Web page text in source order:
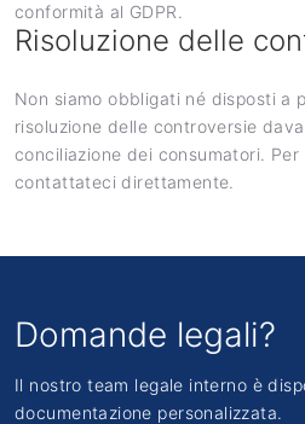
conformità al GDPR.
Risoluzione delle
Non siamo obbligati né disposti a
risoluzione delle controversie
conciliazione dei consumatori.
contattateci direttamente.
Domande legali?
Il nostro team legale interno è
documentazione personalizzata.